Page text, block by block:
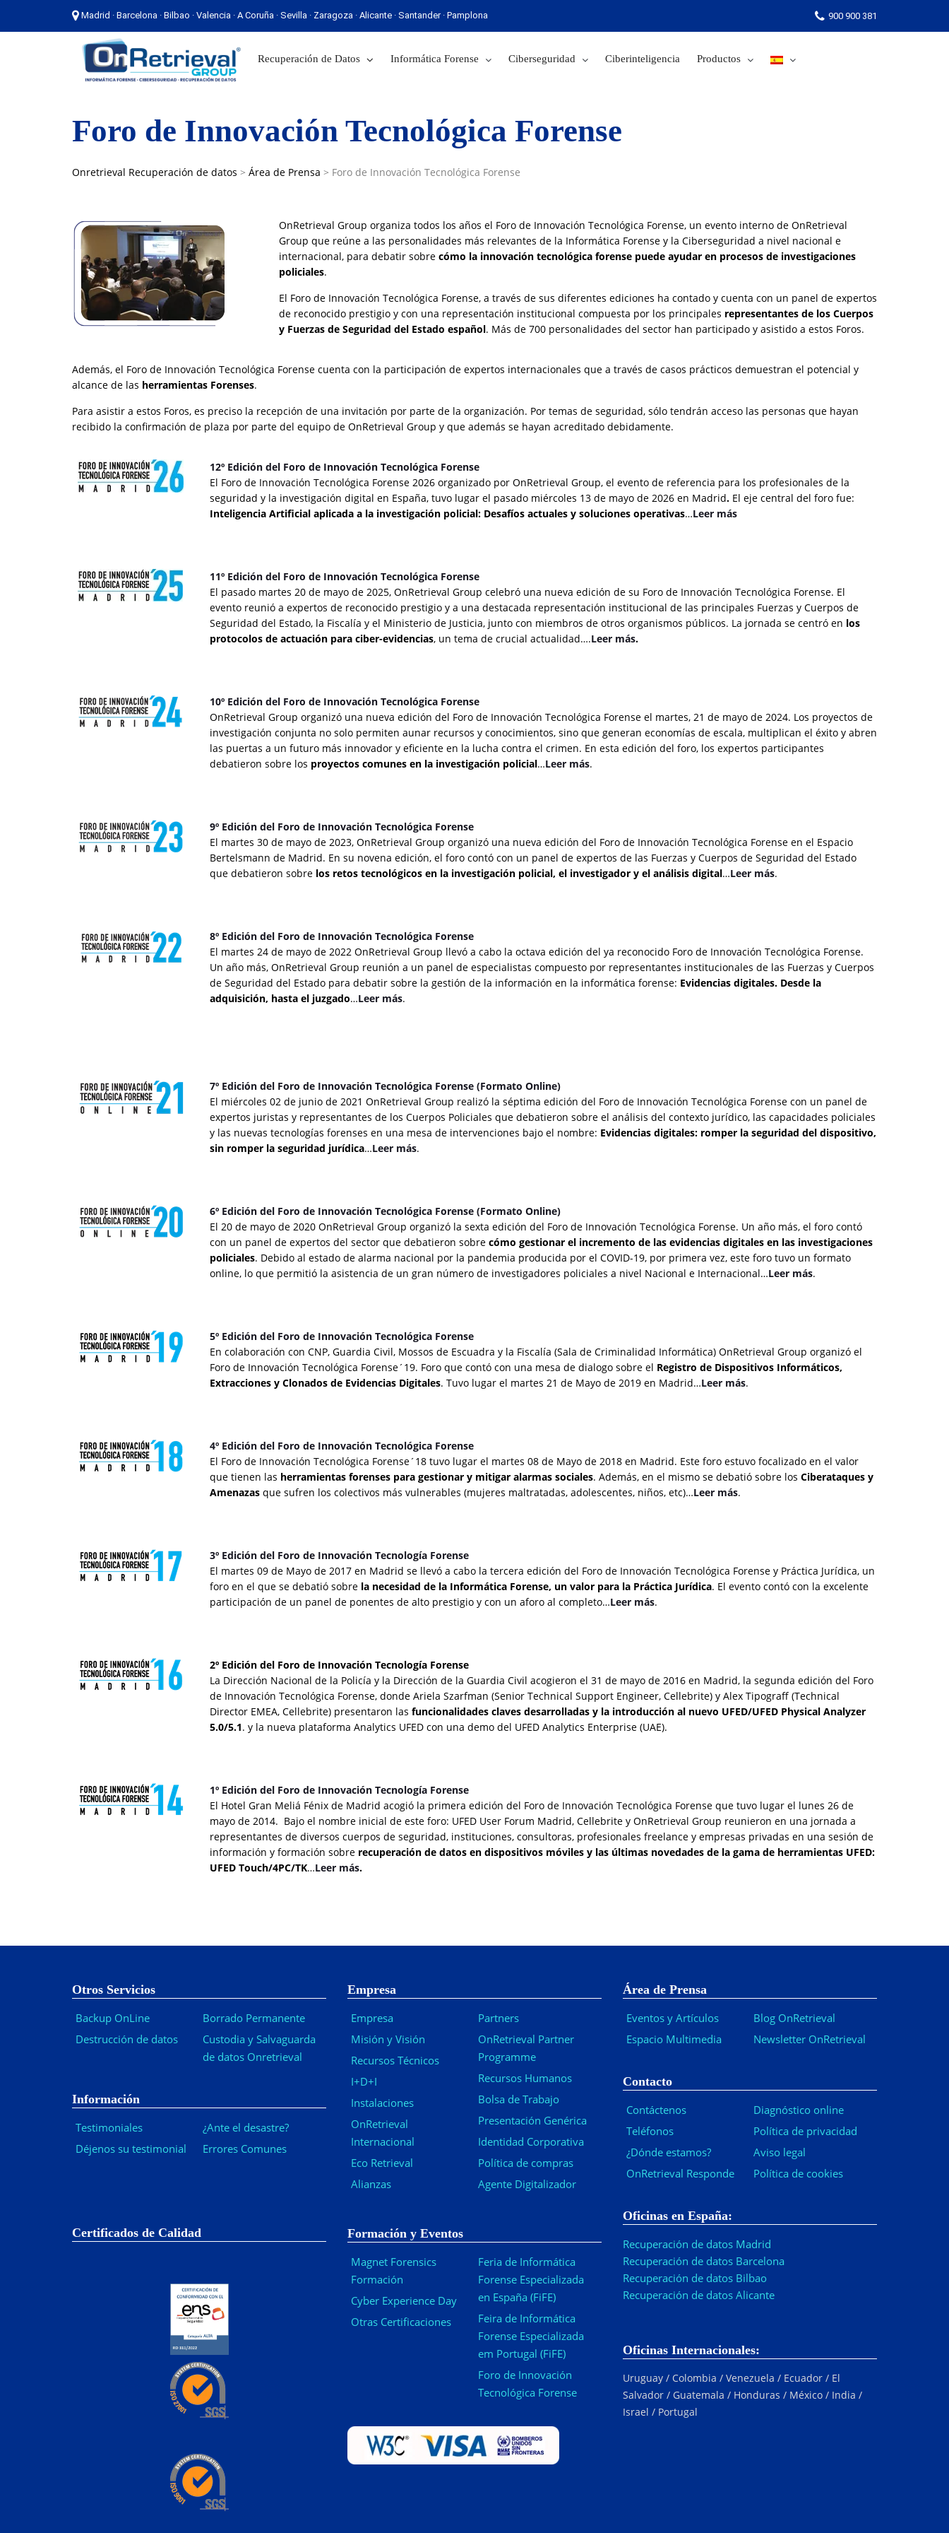
Madrid · Barcelona · Bilbao · Valencia · A Coruña · Sevilla · Zaragoza · Alicante · Santander · Pamplona 900 900 381
Recuperación de Datos Informática Forense Ciberseguridad Ciberinteligencia Productos
Madrid · Barcelona · Bilbao · Valencia · A Coruña · Sevilla · Zaragoza · Alicante · Santander · Pamplona
Foro de Innovación Tecnológica Forense
Onretrieval Recuperación de datos > Área de Prensa > Foro de Innovación Tecnológica Forense
OnRetrieval Group organiza todos los años el Foro de Innovación Tecnológica Forense, un evento interno de OnRetrieval
Group que reúne a las personalidades más relevantes de la Informática Forense y la Ciberseguridad a nivel nacional e
internacional, para debatir sobre cómo la innovación tecnológica forense puede ayudar en procesos de investigaciones
policiales.
El Foro de Innovación Tecnológica Forense, a través de sus diferentes ediciones ha contado y cuenta con un panel de expertos
de reconocido prestigio y con una representación institucional compuesta por los principales representantes de los Cuerpos
y Fuerzas de Seguridad del Estado español. Más de 700 personalidades del sector han participado y asistido a estos Foros.
Además, el Foro de Innovación Tecnológica Forense cuenta con la participación de expertos internacionales que a través de casos prácticos demuestran el potencial y
alcance de las herramientas Forenses.
Para asistir a estos Foros, es preciso la recepción de una invitación por parte de la organización. Por temas de seguridad, sólo tendrán acceso las personas que hayan
recibido la confirmación de plaza por parte del equipo de OnRetrieval Group y que además se hayan acreditado debidamente.
12º Edición del Foro de Innovación Tecnológica Forense
El Foro de Innovación Tecnológica Forense 2026 organizado por OnRetrieval Group, el evento de referencia para los profesionales de la
seguridad y la investigación digital en España, tuvo lugar el pasado miércoles 13 de mayo de 2026 en Madrid. El eje central del foro fue:
Inteligencia Artificial aplicada a la investigación policial: Desafíos actuales y soluciones operativas…Leer más
11º Edición del Foro de Innovación Tecnológica Forense
El pasado martes 20 de mayo de 2025, OnRetrieval Group celebró una nueva edición de su Foro de Innovación Tecnológica Forense. El
evento reunió a expertos de reconocido prestigio y a una destacada representación institucional de las principales Fuerzas y Cuerpos de
Seguridad del Estado, la Fiscalía y el Ministerio de Justicia, junto con miembros de otros organismos públicos. La jornada se centró en los
protocolos de actuación para ciber-evidencias, un tema de crucial actualidad….Leer más.
10º Edición del Foro de Innovación Tecnológica Forense
OnRetrieval Group organizó una nueva edición del Foro de Innovación Tecnológica Forense el martes, 21 de mayo de 2024. Los proyectos de
investigación conjunta no solo permiten aunar recursos y conocimientos, sino que generan economías de escala, multiplican el éxito y abren
las puertas a un futuro más innovador y eficiente en la lucha contra el crimen. En esta edición del foro, los expertos participantes
debatieron sobre los proyectos comunes en la investigación policial…Leer más.
9º Edición del Foro de Innovación Tecnológica Forense
El martes 30 de mayo de 2023, OnRetrieval Group organizó una nueva edición del Foro de Innovación Tecnológica Forense en el Espacio
Bertelsmann de Madrid. En su novena edición, el foro contó con un panel de expertos de las Fuerzas y Cuerpos de Seguridad del Estado
que debatieron sobre los retos tecnológicos en la investigación policial, el investigador y el análisis digital…Leer más.
8º Edición del Foro de Innovación Tecnológica Forense
El martes 24 de mayo de 2022 OnRetrieval Group llevó a cabo la octava edición del ya reconocido Foro de Innovación Tecnológica Forense.
Un año más, OnRetrieval Group reunión a un panel de especialistas compuesto por representantes institucionales de las Fuerzas y Cuerpos
de Seguridad del Estado para debatir sobre la gestión de la información en la informática forense: Evidencias digitales. Desde la
adquisición, hasta el juzgado…Leer más.
7º Edición del Foro de Innovación Tecnológica Forense (Formato Online)
El miércoles 02 de junio de 2021 OnRetrieval Group realizó la séptima edición del Foro de Innovación Tecnológica Forense con un panel de
expertos juristas y representantes de los Cuerpos Policiales que debatieron sobre el análisis del contexto jurídico, las capacidades policiales
y las nuevas tecnologías forenses en una mesa de intervenciones bajo el nombre: Evidencias digitales: romper la seguridad del dispositivo,
sin romper la seguridad jurídica…Leer más.
6º Edición del Foro de Innovación Tecnológica Forense (Formato Online)
El 20 de mayo de 2020 OnRetrieval Group organizó la sexta edición del Foro de Innovación Tecnológica Forense. Un año más, el foro contó
con un panel de expertos del sector que debatieron sobre cómo gestionar el incremento de las evidencias digitales en las investigaciones
policiales. Debido al estado de alarma nacional por la pandemia producida por el COVID-19, por primera vez, este foro tuvo un formato
online, lo que permitió la asistencia de un gran número de investigadores policiales a nivel Nacional e Internacional…Leer más.
5º Edición del Foro de Innovación Tecnológica Forense
En colaboración con CNP, Guardia Civil, Mossos de Escuadra y la Fiscalía (Sala de Criminalidad Informática) OnRetrieval Group organizó el
Foro de Innovación Tecnológica Forense´19. Foro que contó con una mesa de dialogo sobre el Registro de Dispositivos Informáticos,
Extracciones y Clonados de Evidencias Digitales. Tuvo lugar el martes 21 de Mayo de 2019 en Madrid…Leer más.
4º Edición del Foro de Innovación Tecnológica Forense
El Foro de Innovación Tecnológica Forense´18 tuvo lugar el martes 08 de Mayo de 2018 en Madrid. Este foro estuvo focalizado en el valor
que tienen las herramientas forenses para gestionar y mitigar alarmas sociales. Además, en el mismo se debatió sobre los Ciberataques y
Amenazas que sufren los colectivos más vulnerables (mujeres maltratadas, adolescentes, niños, etc)…Leer más.
3º Edición del Foro de Innovación Tecnología Forense
El martes 09 de Mayo de 2017 en Madrid se llevó a cabo la tercera edición del Foro de Innovación Tecnológica Forense y Práctica Jurídica, un
foro en el que se debatió sobre la necesidad de la Informática Forense, un valor para la Práctica Jurídica. El evento contó con la excelente
participación de un panel de ponentes de alto prestigio y con un aforo al completo…Leer más.
2º Edición del Foro de Innovación Tecnología Forense
La Dirección Nacional de la Policía y la Dirección de la Guardia Civil acogieron el 31 de mayo de 2016 en Madrid, la segunda edición del Foro
de Innovación Tecnológica Forense, donde Ariela Szarfman (Senior Technical Support Engineer, Cellebrite) y Alex Tipograff (Technical
Director EMEA, Cellebrite) presentaron las funcionalidades claves desarrolladas y la introducción al nuevo UFED/UFED Physical Analyzer
5.0/5.1. y la nueva plataforma Analytics UFED con una demo del UFED Analytics Enterprise (UAE).
1º Edición del Foro de Innovación Tecnología Forense
El Hotel Gran Meliá Fénix de Madrid acogió la primera edición del Foro de Innovación Tecnológica Forense que tuvo lugar el lunes 26 de
mayo de 2014. Bajo el nombre inicial de este foro: UFED User Forum Madrid, Cellebrite y OnRetrieval Group reunieron en una jornada a
representantes de diversos cuerpos de seguridad, instituciones, consultoras, profesionales freelance y empresas privadas en una sesión de
información y formación sobre recuperación de datos en dispositivos móviles y las últimas novedades de la gama de herramientas UFED:
UFED Touch/4PC/TK…Leer más.
Otros Servicios
Backup OnLine
Destrucción de datos
Borrado Permanente
Custodia y Salvaguarda
de datos Onretrieval
Información
Testimoniales
Déjenos su testimonial
¿Ante el desastre?
Errores Comunes
Certificados de Calidad
Empresa
Empresa
Misión y Visión
Recursos Técnicos
I+D+I
Instalaciones
OnRetrieval
Internacional
Eco Retrieval
Alianzas
Partners
OnRetrieval Partner
Programme
Recursos Humanos
Bolsa de Trabajo
Presentación Genérica
Identidad Corporativa
Política de compras
Agente Digitalizador
Formación y Eventos
Magnet Forensics
Formación
Cyber Experience Day
Otras Certificaciones
Feria de Informática
Forense Especializada
en España (FiFE)
Feira de Informática
Forense Especializada
em Portugal (FiFE)
Foro de Innovación
Tecnológica Forense
Área de Prensa
Eventos y Artículos
Espacio Multimedia
Blog OnRetrieval
Newsletter OnRetrieval
Contacto
Contáctenos
Teléfonos
¿Dónde estamos?
OnRetrieval Responde
Diagnóstico online
Política de privacidad
Aviso legal
Política de cookies
Oficinas en España:
Recuperación de datos Madrid
Recuperación de datos Barcelona
Recuperación de datos Bilbao
Recuperación de datos Alicante
Oficinas Internacionales:
Uruguay / Colombia / Venezuela / Ecuador / El
Salvador / Guatemala / Honduras / México / India /
Israel / Portugal